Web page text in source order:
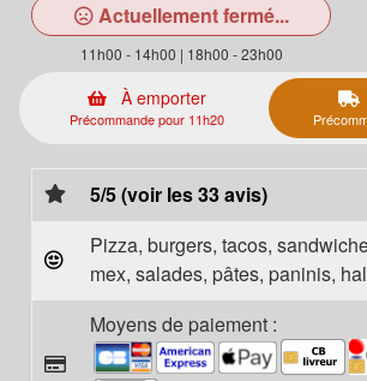
Actuellement fermé...
11h00 - 14h00 | 18h00 - 23h00
À emporter
Précommande pour 11h20
5/5 (voir les 33 avis)
Pizza, burgers, tacos,
mex, salades, pâtes, paninis,
Moyens de paiement :